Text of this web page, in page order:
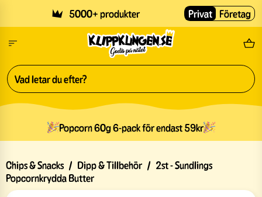
5000+ produkter Fri
Privat Företag
Popcorn 60g 6-pack för endast 59kr
Chips & Snacks / Dipp & Tillbehör / 2st - Sundlings
Popcornkrydda Butter